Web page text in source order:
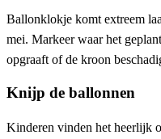
Ballonklokje komt extreem
mei. Markeer waar het
opgraaft of de kroon
Knijp de ballonnen
Kinderen vinden het heerlijk